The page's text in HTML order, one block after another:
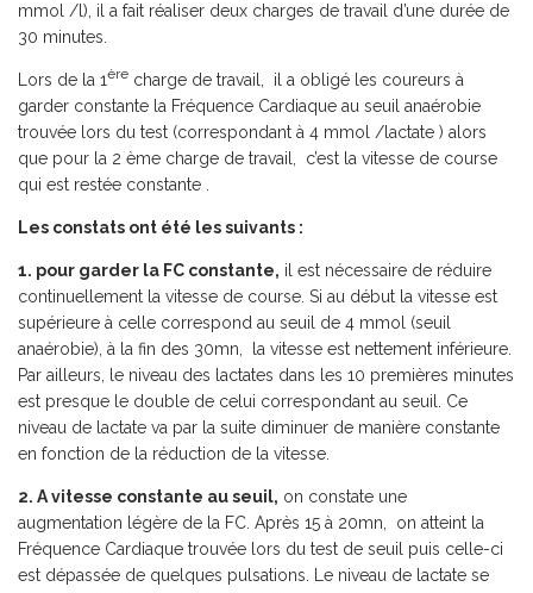
mmol /l), il a fait réaliser deux charges de travail d’une durée de
30 minutes.
Lors de la 1ère charge de travail, il a obligé les coureurs à
garder constante la Fréquence Cardiaque au seuil anaérobie
trouvée lors du test (correspondant à 4 mmol /lactate ) alors
que pour la 2 ème charge de travail, c’est la vitesse de course
qui est restée constante .
Les constats ont été les suivants :
1. pour garder la FC constante, il est nécessaire de réduire
continuellement la vitesse de course. Si au début la vitesse est
supérieure à celle correspond au seuil de 4 mmol (seuil
anaérobie), à la fin des 30mn, la vitesse est nettement inférieure.
Par ailleurs, le niveau des lactates dans les 10 premières minutes
est presque le double de celui correspondant au seuil. Ce
niveau de lactate va par la suite diminuer de manière constante
en fonction de la réduction de la vitesse.
2. A vitesse constante au seuil, on constate une
augmentation légère de la FC. Après 15 à 20mn, on atteint la
Fréquence Cardiaque trouvée lors du test de seuil puis celle-ci
est dépassée de quelques pulsations. Le niveau de lactate se